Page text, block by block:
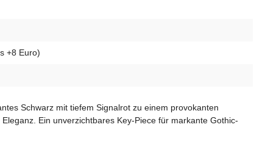
+8 Euro)
Schwarz mit tiefem Signalrot zu einem provokanten
Ein unverzichtbares Key-Piece für markante Gothic-